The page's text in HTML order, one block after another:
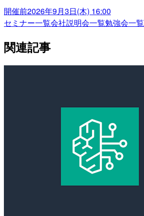
開催前2026年9月3日(木) 16:00
セミナー一覧会社説明会一覧勉強会一覧
関連記事